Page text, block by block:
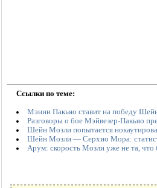
Ссылки по теме:
Мэнни Пакьяо ставит на победу
Разговоры о бое Мэйвезер-Пакьяо
Шейн Мозли попытается
Шейн Мозли — Серхио Мора:
Арум: скорость Мозли уже не та, что